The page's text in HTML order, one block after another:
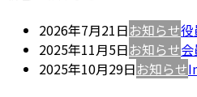
2026年7月21日お知らせ役
2025年11月5日お知らせ
2025年10月29日お知らせ